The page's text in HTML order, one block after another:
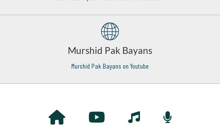
Murshid Pak Bayans
Murshid Pak Bayans on Youtube